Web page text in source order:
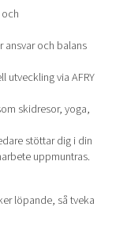
ansvar och balans
utveckling via AFRY
skidresor, yoga,
stöttar dig i din
uppmuntras.
löpande, så tveka